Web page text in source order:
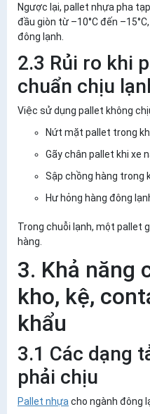
Ngược lại, pallet nhựa pha
đầu giòn từ –10°C đến
đông lạnh.
2.3 Rủi ro khi
chuẩn chịu
Việc sử dụng pallet không
Nứt mặt pallet trong
Gãy chân pallet khi xe
Sập chồng hàng trong
Hư hỏng hàng đông
Trong chuỗi lạnh, một pallet
hàng
3. Khả năng
kho, kệ,
khẩu
3.1 Các dạng
phải chịu
Pallet nhựa cho ngành đông